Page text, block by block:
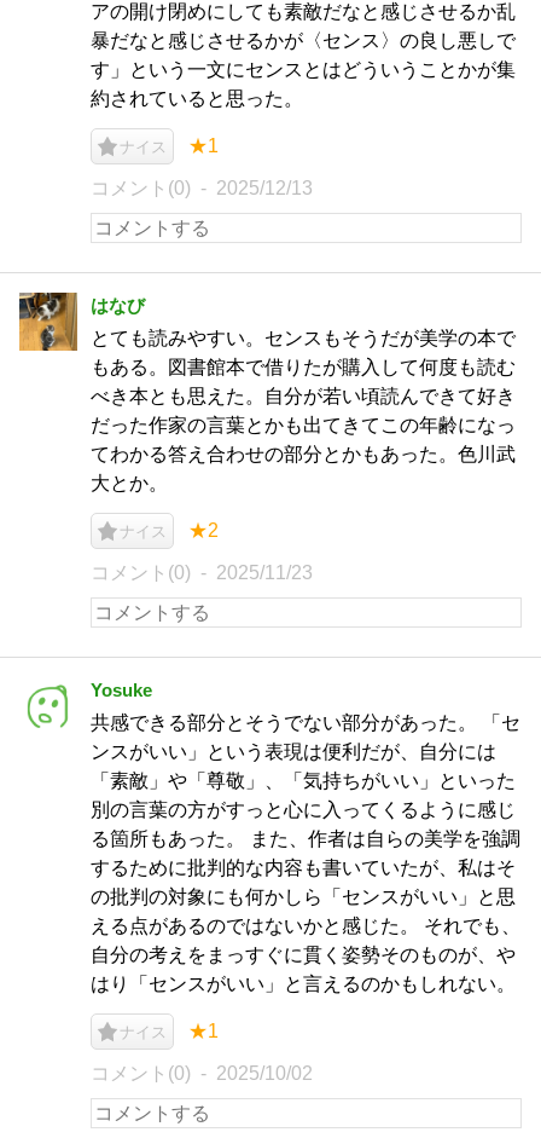
アの開け閉めにしても素敵だなと感じさせるか乱
暴だなと感じさせるかが〈センス〉の良し悪しで
す」という一文にセンスとはどういうことかが集
約されていると思った。
ナイス ★1
コメント(0) 2025/12/13
はなび
とても読みやすい。センスもそうだが美学の本で
もある。図書館本で借りたが購入して何度も読む
べき本とも思えた。自分が若い頃読んできて好き
だった作家の言葉とかも出てきてこの年齢になっ
てわかる答え合わせの部分とかもあった。色川武
大とか。
ナイス ★2
コメント(0) 2025/11/23
Yosuke
共感できる部分とそうでない部分があった。 「セ
ンスがいい」という表現は便利だが、自分には
「素敵」や「尊敬」、「気持ちがいい」といった
別の言葉の方がすっと心に入ってくるように感じ
る箇所もあった。 また、作者は自らの美学を強調
するために批判的な内容も書いていたが、私はそ
の批判の対象にも何かしら「センスがいい」と思
える点があるのではないかと感じた。 それでも、
自分の考えをまっすぐに貫く姿勢そのものが、や
はり「センスがいい」と言えるのかもしれない。
ナイス ★1
コメント(0) 2025/10/02